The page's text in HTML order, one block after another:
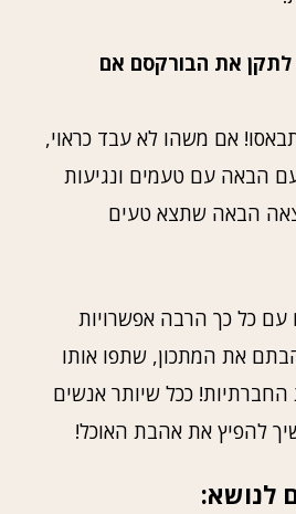
לתקן את הבורקסם אם
אם משהו לא עבד כראוי,
הבאה עם טעמים ונגיעות
הבאה שתצא טעים
כל כך הרבה אפשרויות
את המתכון, שתפו אותו
ככל שיותר אנשים
להפיץ את אהבת האוכל!
לנושא: